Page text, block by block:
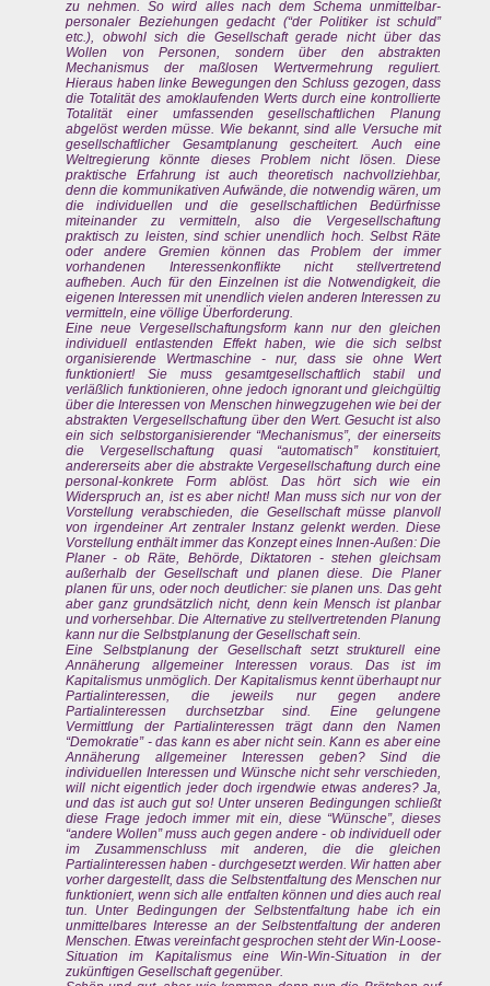
zu nehmen. So wird alles nach dem Schema unmittelbar-
personaler Beziehungen gedacht (“der Politiker ist schuld”
etc.), obwohl sich die Gesellschaft gerade nicht über das
Wollen von Personen, sondern über den abstrakten
Mechanismus der maßlosen Wertvermehrung reguliert.
Hieraus haben linke Bewegungen den Schluss gezogen, dass
die Totalität des amoklaufenden Werts durch eine kontrollierte
Totalität einer umfassenden gesellschaftlichen Planung
abgelöst werden müsse. Wie bekannt, sind alle Versuche mit
gesellschaftlicher Gesamtplanung gescheitert. Auch eine
Weltregierung könnte dieses Problem nicht lösen. Diese
praktische Erfahrung ist auch theoretisch nachvollziehbar,
denn die kommunikativen Aufwände, die notwendig wären, um
die individuellen und die gesellschaftlichen Bedürfnisse
miteinander zu vermitteln, also die Vergesellschaftung
praktisch zu leisten, sind schier unendlich hoch. Selbst Räte
oder andere Gremien können das Problem der immer
vorhandenen Interessenkonflikte nicht stellvertretend
aufheben. Auch für den Einzelnen ist die Notwendigkeit, die
eigenen Interessen mit unendlich vielen anderen Interessen zu
vermitteln, eine völlige Überforderung.
Eine neue Vergesellschaftungsform kann nur den gleichen
individuell entlastenden Effekt haben, wie die sich selbst
organisierende Wertmaschine - nur, dass sie ohne Wert
funktioniert! Sie muss gesamtgesellschaftlich stabil und
verläßlich funktionieren, ohne jedoch ignorant und gleichgültig
über die Interessen von Menschen hinwegzugehen wie bei der
abstrakten Vergesellschaftung über den Wert. Gesucht ist also
ein sich selbstorganisierender “Mechanismus”, der einerseits
die Vergesellschaftung quasi “automatisch” konstituiert,
andererseits aber die abstrakte Vergesellschaftung durch eine
personal-konkrete Form ablöst. Das hört sich wie ein
Widerspruch an, ist es aber nicht! Man muss sich nur von der
Vorstellung verabschieden, die Gesellschaft müsse planvoll
von irgendeiner Art zentraler Instanz gelenkt werden. Diese
Vorstellung enthält immer das Konzept eines Innen-Außen: Die
Planer - ob Räte, Behörde, Diktatoren - stehen gleichsam
außerhalb der Gesellschaft und planen diese. Die Planer
planen für uns, oder noch deutlicher: sie planen uns. Das geht
aber ganz grundsätzlich nicht, denn kein Mensch ist planbar
und vorhersehbar. Die Alternative zu stellvertretenden Planung
kann nur die Selbstplanung der Gesellschaft sein.
Eine Selbstplanung der Gesellschaft setzt strukturell eine
Annäherung allgemeiner Interessen voraus. Das ist im
Kapitalismus unmöglich. Der Kapitalismus kennt überhaupt nur
Partialinteressen, die jeweils nur gegen andere
Partialinteressen durchsetzbar sind. Eine gelungene
Vermittlung der Partialinteressen trägt dann den Namen
“Demokratie” - das kann es aber nicht sein. Kann es aber eine
Annäherung allgemeiner Interessen geben? Sind die
individuellen Interessen und Wünsche nicht sehr verschieden,
will nicht eigentlich jeder doch irgendwie etwas anderes? Ja,
und das ist auch gut so! Unter unseren Bedingungen schließt
diese Frage jedoch immer mit ein, diese “Wünsche”, dieses
“andere Wollen” muss auch gegen andere - ob individuell oder
im Zusammenschluss mit anderen, die die gleichen
Partialinteressen haben - durchgesetzt werden. Wir hatten aber
vorher dargestellt, dass die Selbstentfaltung des Menschen nur
funktioniert, wenn sich alle entfalten können und dies auch real
tun. Unter Bedingungen der Selbstentfaltung habe ich ein
unmittelbares Interesse an der Selbstentfaltung der anderen
Menschen. Etwas vereinfacht gesprochen steht der Win-Loose-
Situation im Kapitalismus eine Win-Win-Situation in der
zukünftigen Gesellschaft gegenüber.